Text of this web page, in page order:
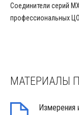
Соединители серий
профессиональных
МАТЕРИАЛЫ
Измерения